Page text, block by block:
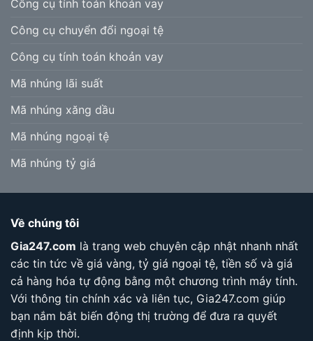
Công cụ tính toán khoản vay
Công cụ chuyển đổi ngoại tệ
Công cụ tính toán khoản vay
Mã nhúng lãi suất
Mã nhúng xăng dầu
Mã nhúng ngoại tệ
Mã nhúng tỷ giá
Về chúng tôi
Gia247.com là trang web chuyên cập nhật nhanh nhất
các tin tức về giá vàng, tỷ giá ngoại tệ, tiền số và giá
cả hàng hóa tự động bằng một chương trình máy tính.
Với thông tin chính xác và liên tục, Gia247.com giúp
bạn nắm bắt biến động thị trường để đưa ra quyết
định kịp thời.